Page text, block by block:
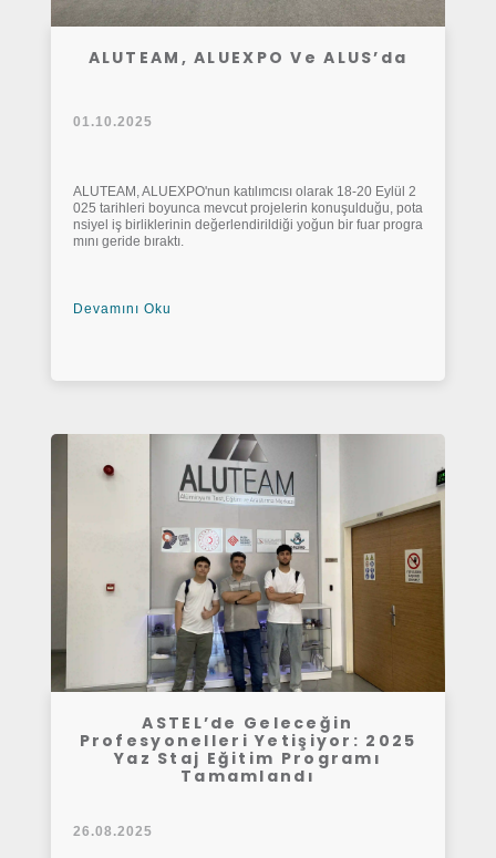
ALUTEAM, ALUEXPO Ve ALUS’da
01.10.2025
ALUTEAM, ALUEXPO'nun katılımcısı olarak 18-20 Eylül 2
025 tarihleri boyunca mevcut projelerin konuşulduğu, pota
nsiyel iş birliklerinin değerlendirildiği yoğun bir fuar progra
mını geride bıraktı.
Devamını Oku
ASTEL’de Geleceğin
Profesyonelleri Yetişiyor: 2025
Yaz Staj Eğitim Programı
Tamamlandı
26.08.2025